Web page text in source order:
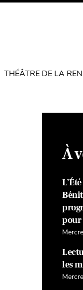
THÉÂTRE DE LA
À
pour
les